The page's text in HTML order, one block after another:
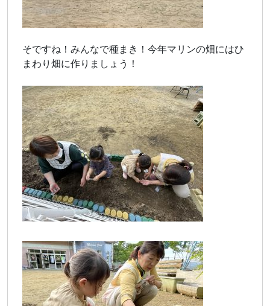
そですね！みんなで種まき！今年マリンの畑にはひ
まわり畑に作りましょう！